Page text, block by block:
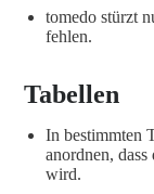
tomedo stürzt
fehlen.
Tabellen
In bestimmten
anordnen,
wird.